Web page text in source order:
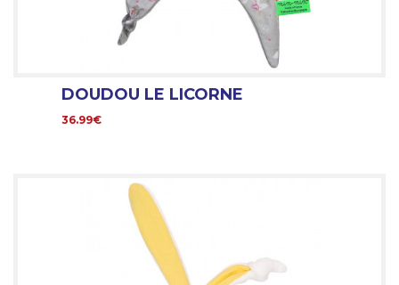
DOUDOU LE LICORNE
36.99€